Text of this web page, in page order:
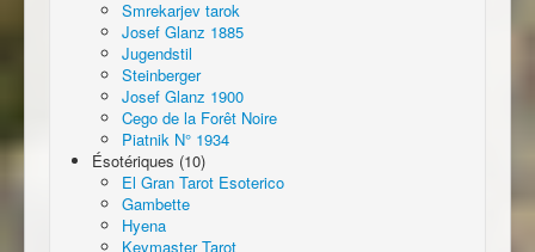
Smrekarjev tarok
Josef Glanz 1885
Jugendstil
Steinberger
Josef Glanz 1900
Cego de la Forêt Noire
Piatnik N° 1934
Ésotériques (10)
El Gran Tarot Esoterico
Gambette
Hyena
Keymaster Tarot